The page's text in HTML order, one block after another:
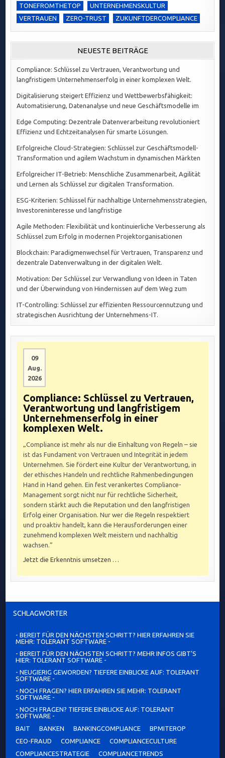
TONEFROMTHETOP
UNTERNEHMENSKULTUR
VERTRAUEN
ZERO-TRUST ZUKUNFTDERCOMPLIANCE
NEUESTE BEITRÄGE
Compliance: Schlüssel zu Vertrauen, Verantwortung und
langfristigem Unternehmenserfolg in einer komplexen Welt.
Digitalisierung steigert Effizienz und Wettbewerbsfähigkeit:
Automatisierung, Datenanalyse und neue Geschäftsmodelle im
Edge Computing: Dezentrale Datenverarbeitung revolutioniert
Effizienz und Echtzeitanalysen für smarte Lösungen.
Erfolgreiche Cloud-Strategien: Schlüssel zur Geschäftsmodell-
Transformation und agilem Wachstum in dynamischen Märkten
Erfolgreicher IT-Betrieb: Menschliche Zusammenarbeit, Agilität
und Lernen als Schlüssel zur digitalen Transformation.
ESG-Kriterien: Schlüssel für nachhaltige Unternehmensstrategien,
Investoreninteresse und langfristige
Agile Methoden: Flexibilität und kontinuierliche Verbesserung als
Schlüssel zum Erfolg in modernen Projektorganisationen
Blockchain: Paradigmenwechsel für Vertrauen, Transparenz und
dezentrale Datenverwaltung in der digitalen Welt.
Motivation: Der Schlüssel zur Verwandlung von Ideen in Taten
und der Überwindung von Hindernissen auf dem Weg zum
IT-Controlling: Schlüssel zur effizienten Ressourcennutzung und
strategischen Ausrichtung der Unternehmens-IT.
09
Aug.
2026
Compliance: Schlüssel zu Vertrauen,
Verantwortung und langfristigem
Unternehmenserfolg in einer
komplexen Welt.
„Compliance ist mehr als nur die Einhaltung von Regeln – sie
ist das Fundament von Vertrauen und Integrität in jedem
Unternehmen. Sie fördert eine Kultur der Verantwortung, in
der ethisches Handeln und rechtliche Rahmenbedingungen
Hand in Hand gehen. Ein fest verankertes Compliance-
Management sorgt nicht nur für rechtliche Sicherheit,
sondern stärkt auch die Reputation und den langfristigen
Erfolg einer Organisation. Nur wer die Regeln respektiert
und proaktiv handelt, kann die Herausforderungen einer
zunehmend komplexen Welt meistern und nachhaltig
wachsen.“
Jetzt die Erkenntnis umsetzen …
SCHLAGWÖRTER
- BEREIT FÜR DEN NÄCHSTEN SCHRITT? HIER ERFAHREN SIE
MEHR: TOLERANT SOFTWARE -
- BEREIT FÜR DEN NÄCHSTEN SCHRITT? MEHR INFOS GIBT’S
HIER: TOLERANT SOFTWARE -
- NEUGIERIG GEWORDEN? TIEFERE EINBLICKE AUF: TOLERANT
SOFTWARE -
- NOCH FRAGEN? HIER ERFAHREN SIE MEHR: TOLERANT
SOFTWARE -
- NOCH FRAGEN? TIEFERE EINBLICKE AUF: TOLERANT
SOFTWARE -
BAIT
BANKEN BANKINGCOMPLIANCE
BPMITEROP
CEO-FRAUD
COMPLIANCE
COMPLIANCECULTURE
COMPLIANCESTRATEGIE
COMPLIANCETRENDS